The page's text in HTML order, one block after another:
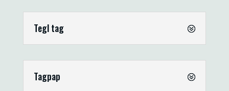
Tegl tag
Tagpap